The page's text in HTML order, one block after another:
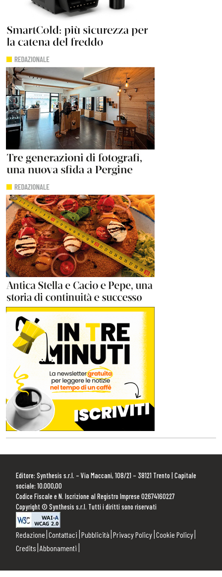
Editore: Synthesis s.r.l. – Via Maccani, 108/21 – 38121 Trento | Capitale
sociale: 10.000,00
Codice Fiscale e N. Iscrizione al Registro Imprese 02674160227
Copyright © Synthesis s.r.l. Tutti i diritti sono riservati
Redazione Contattaci Pubblicità Privacy Policy Cookie Policy
Credits Abbonamenti